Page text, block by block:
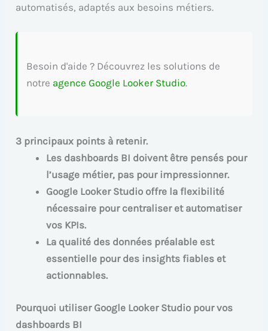
automatisés, adaptés aux besoins métiers.
Besoin d'aide ? Découvrez les solutions de
notre agence Google Looker Studio.
3 principaux points à retenir.
Les dashboards BI doivent être pensés pour
l’usage métier, pas pour impressionner.
Google Looker Studio offre la flexibilité
nécessaire pour centraliser et automatiser
vos KPIs.
La qualité des données préalable est
essentielle pour des insights fiables et
actionnables.
Pourquoi utiliser Google Looker Studio pour vos
dashboards BI